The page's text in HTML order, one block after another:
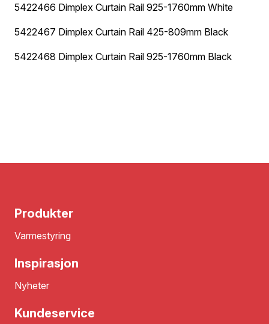
5422466 Dimplex Curtain Rail 925-1760mm White
5422467 Dimplex Curtain Rail 425-809mm Black
5422468 Dimplex Curtain Rail 925-1760mm Black
Produkter
Varmestyring
Inspirasjon
Nyheter
Kundeservice